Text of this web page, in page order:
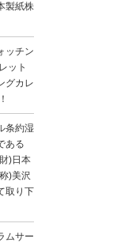
製紙株
ッチン
ット
グカレ
条約湿
ある
)日本
)美沢
取り下
ムサー